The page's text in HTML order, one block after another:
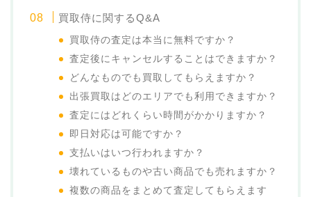
買取侍に関するQ&A
買取侍の査定は本当に無料ですか？
査定後にキャンセルすることはできますか？
どんなものでも買取してもらえますか？
出張買取はどのエリアでも利用できますか？
査定にはどれくらい時間がかかりますか？
即日対応は可能ですか？
支払いはいつ行われますか？
壊れているものや古い商品でも売れますか？
複数の商品をまとめて査定してもらえます